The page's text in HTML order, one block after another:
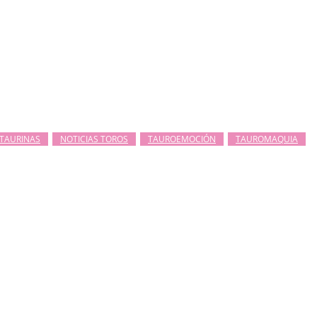
NOTICIAS TOROS TAUROEMOCIÓN TAUROMAQUIA